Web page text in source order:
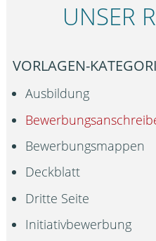
UNSER
VORLAGEN-
Ausbildung
Bewerbungsmappen
Deckblatt
Dritte Seite
Initiativbewerbung